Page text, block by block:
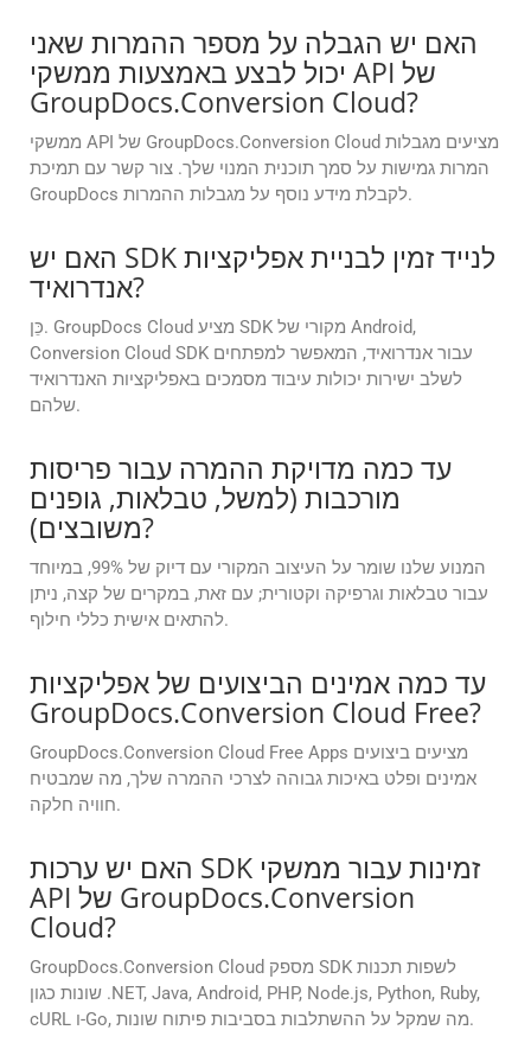
האם יש הגבלה על מספר ההמרות שאני
יכול לבצע באמצעות ממשקי API של
GroupDocs.Conversion Cloud?
ממשקי API של GroupDocs.Conversion Cloud מציעים מגבלות
המרות גמישות על סמך תוכנית המנוי שלך. צור קשר עם תמיכת
GroupDocs לקבלת מידע נוסף על מגבלות ההמרות.
האם יש SDK לנייד זמין לבניית אפליקציות
אנדרואיד?
כֵּן. GroupDocs Cloud מציע SDK מקורי של Android,
Conversion Cloud SDK עבור אנדרואיד, המאפשר למפתחים
לשלב ישירות יכולות עיבוד מסמכים באפליקציות האנדרואיד
שלהם.
עד כמה מדויקת ההמרה עבור פריסות
מורכבות (למשל, טבלאות, גופנים
משובצים)?
המנוע שלנו שומר על העיצוב המקורי עם דיוק של 99%, במיוחד
עבור טבלאות וגרפיקה וקטורית; עם זאת, במקרים של קצה, ניתן
להתאים אישית כללי חילוף.
עד כמה אמינים הביצועים של אפליקציות
GroupDocs.Conversion Cloud Free?
GroupDocs.Conversion Cloud Free Apps מציעים ביצועים
אמינים ופלט באיכות גבוהה לצרכי ההמרה שלך, מה שמבטיח
חוויה חלקה.
האם יש ערכות SDK זמינות עבור ממשקי
API של GroupDocs.Conversion
Cloud?
GroupDocs.Conversion Cloud מספק SDK לשפות תכנות
שונות כגון .NET, Java, Android, PHP, Node.js, Python, Ruby,
cURL ו-Go, מה שמקל על ההשתלבות בסביבות פיתוח שונות.